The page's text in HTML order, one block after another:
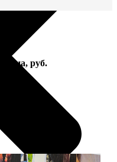
Цена, руб.